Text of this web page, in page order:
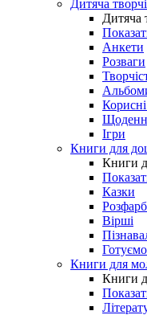
Дитяча
Дитяча
Анкети
Розваги
Ігри
Книги для
Книги
Казки
Вірші
Книги для
Книги